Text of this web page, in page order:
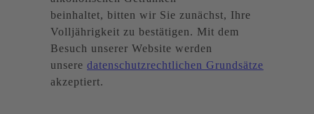
beinhaltet, bitten wir Sie zunächst, Ihre
Volljährigkeit zu bestätigen. Mit dem
Besuch unserer Website werden
unsere datenschutzrechtlichen Grundsätze
akzeptiert.